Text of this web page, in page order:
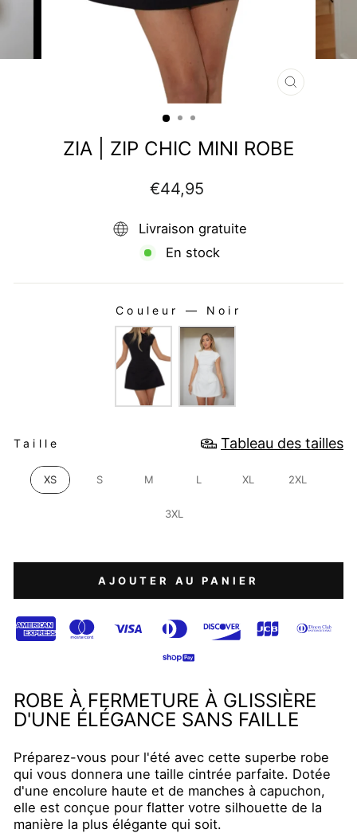
FERMER
ZIA | ZIP CHIC MINI ROBE
Prix
régulier
€44,95
Livraison gratuite
En stock
Couleur — Noir
Taille Tableau des tailles
XS S M L XL 2XL
3XL
AJOUTER AU PANIER
ROBE À FERMETURE À GLISSIÈRE
D'UNE ÉLÉGANCE SANS FAILLE
Préparez-vous pour l'été avec cette superbe robe
qui vous donnera une taille cintrée parfaite. Dotée
d'une encolure haute et de manches à capuchon,
elle est conçue pour flatter votre silhouette de la
manière la plus élégante qui soit.